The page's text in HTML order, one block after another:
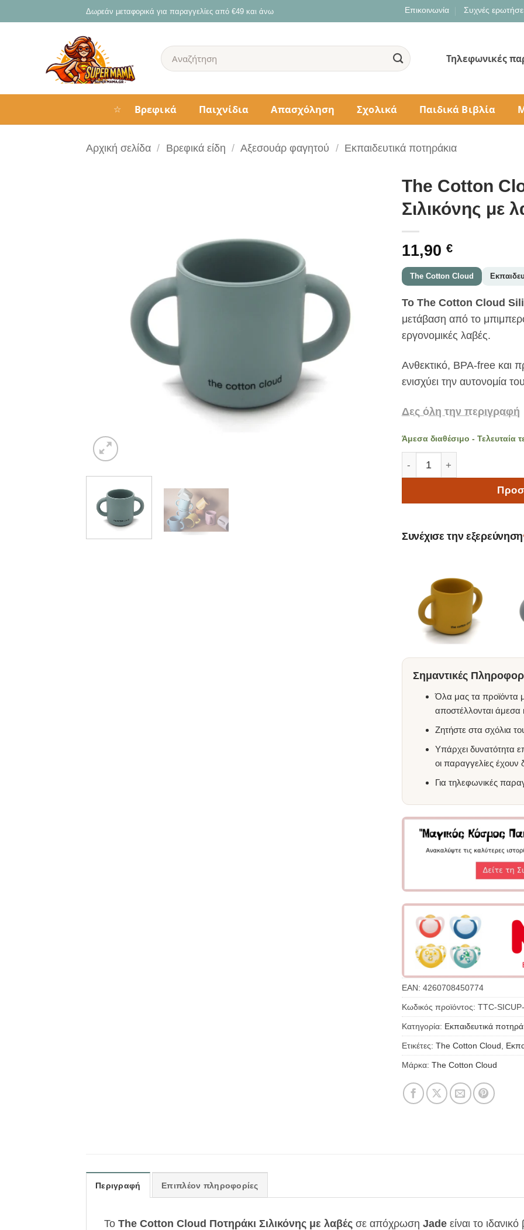
στο
Δωρεάν μεταφορικά για παραγγελίες από €49 και άνω Επικοινωνία Συχνές
Αναζήτηση
για:
Τηλεφωνικές
☆ Βρεφικά Παιχνίδια Απασχόληση Σχολικά Παιδικά Βιβλία
Αρχική σελίδα / Βρεφικά είδη / Αξεσουάρ φαγητού / Εκπαιδευτικά ποτηράκια
The Cotton
Σιλικόνης με
11,90 €
The Cotton Cloud
Το The Cotton Cloud
μετάβαση από το
εργονομικές λαβές.
Ανθεκτικό, BPA-free και
ενισχύει την αυτονομία
Δες όλη την περιγραφή
Άμεσα διαθέσιμο - Τελευταία
Συνέχισε την εξερεύνηση
Σημαντικές
Όλα μας τα προϊόντα
αποστέλλονται
Ζητήστε στα σχόλια
Υπάρχει δυνατότητα
οι παραγγελίες
Για τηλεφωνικές
EAN: 4260708450774
Κωδικός προϊόντος: TTC-
Κατηγορία: Εκπαιδευτικά
Ετικέτες: The Cotton Cloud
Μάρκα: The Cotton Cloud
Περιγραφή Επιπλέον πληροφορίες
Το The Cotton Cloud Ποτηράκι Σιλικόνης με λαβές σε απόχρωση Jade είναι το